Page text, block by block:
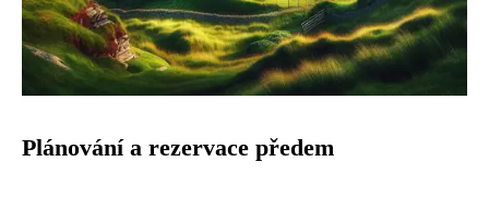
Plánování a rezervace předem